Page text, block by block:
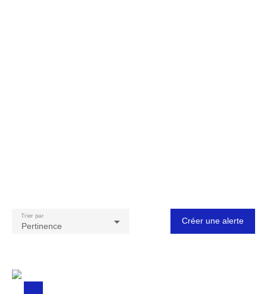
Pertinence
Trier par
Créer une alerte